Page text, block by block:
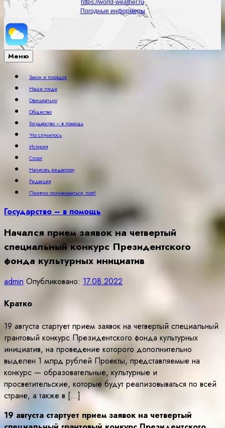
https://world-weather.ru
Погодные информеры
Меню
Закон и порядок
Наши люди
Официально
Общество
Государство – в помощь
Что случилось
История
Спорт
Написать редактору
Редакция
Приятно познакомиться, поэт!
Государство – в помощь
Начался прием заявок на четвертый
специальный конкурс Президентского
фонда культурных инициатив
admin Опубликовано: 17.08.2022
Кратко
19 августа стартует прием заявок на четвертый специальный
грантовый конкурс Президентского фонда культурных
инициатив, на проведение которого дополнительно
выделен 1 млрд рублей Проекты, представляемые на
конкурс — образовательные, культурные и
просветительские, которые будут реализовываться по всей
стране, а также в […]
19 августа стартует прием заявок на четвертый